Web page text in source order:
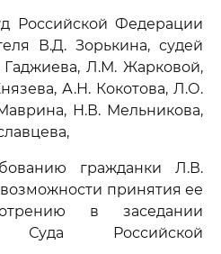
Российской Федерации
В.Д. Зорькина, судей
Гаджиева, Л.М. Жарковой,
А.Н. Кокотова, Л.О.
Н.В. Мельникова,
гражданки Л.В.
принятия ее
в заседании
Суда Российской